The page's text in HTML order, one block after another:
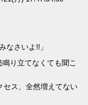
なさいよ!!」
り立てなくても聞こ
セス、全然増えてない